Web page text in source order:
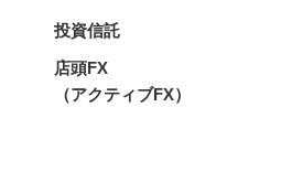
間の場合、同期間の原指数の上
率を乗じたものとは通常一致せ
継続することにより、期待した
それがあります。上場新株予約
利行使期間が短期間の期限付き
期間内に売却するか権利行使期
投資信託
店頭FX
（アクティブFX）